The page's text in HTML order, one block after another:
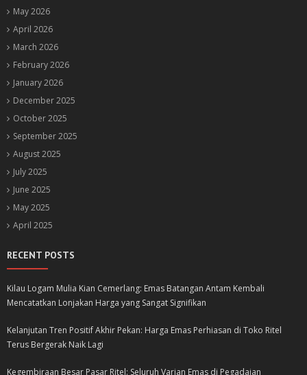
May 2026
April 2026
March 2026
February 2026
January 2026
December 2025
October 2025
September 2025
August 2025
July 2025
June 2025
May 2025
April 2025
RECENT POSTS
Kilau Logam Mulia Kian Cemerlang: Emas Batangan Antam Kembali
Mencatatkan Lonjakan Harga yang Sangat Signifikan
Kelanjutan Tren Positif Akhir Pekan: Harga Emas Perhiasan di Toko Ritel
Terus Bergerak Naik Lagi
Kegembiraan Besar Pasar Ritel: Seluruh Varian Emas di Pegadaian